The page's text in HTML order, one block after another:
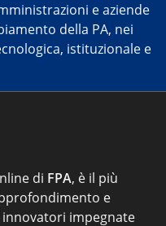
e aziende
della PA, nei
istituzionale e
di FPA, è il più
e
impegnate